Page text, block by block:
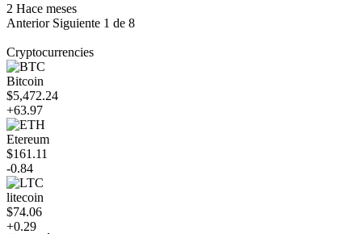
2 Hace meses
Anterior Siguiente 1 de 8
Cryptocurrencies
Bitcoin
$5,472.24
+63.97
Etereum
$161.11
-0.84
litecoin
$74.06
+0.29